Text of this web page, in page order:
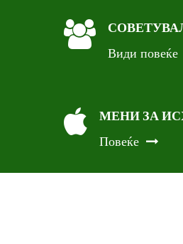
Види повеќе
МЕНИ ЗА
Повеќе